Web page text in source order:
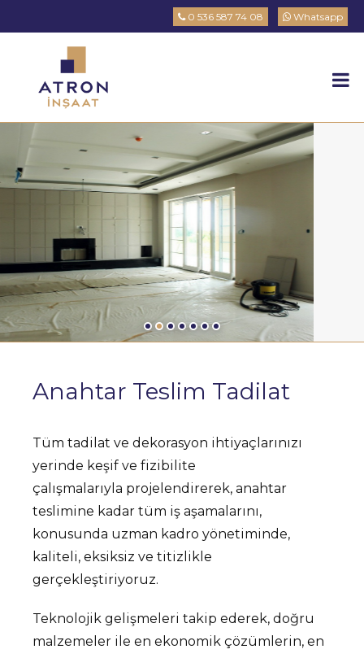
0 536 587 74 08 Whatsapp
Anahtar Teslim Tadilat
Tüm tadilat ve dekorasyon ihtiyaçlarınızı
yerinde keşif ve fizibilite
çalışmalarıyla projelendirerek, anahtar
teslimine kadar tüm iş aşamalarını,
konusunda uzman kadro yönetiminde,
kaliteli, eksiksiz ve titizlikle
gerçekleştiriyoruz.
Teknolojik gelişmeleri takip ederek, doğru
malzemeler ile en ekonomik çözümlerin, en